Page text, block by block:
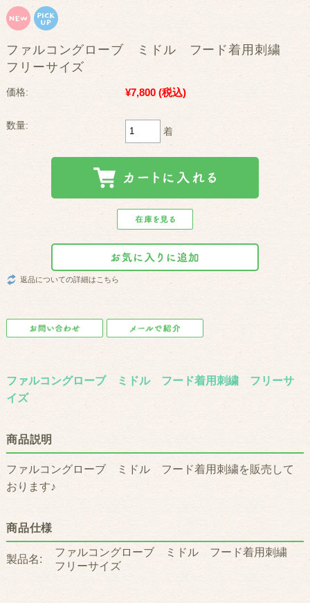
ファルコングローブ ミドル フード着用刺繍
フリーサイズ
価格: ¥7,800 (税込)
数量:
着
返品についての詳細はこちら
ファルコングローブ ミドル フード着用刺繍 フリーサ
イズ
商品説明
ファルコングローブ ミドル フード着用刺繍を販売して
おります♪
商品仕様
製品名:
ファルコングローブ ミドル フード着用刺繍
フリーサイズ